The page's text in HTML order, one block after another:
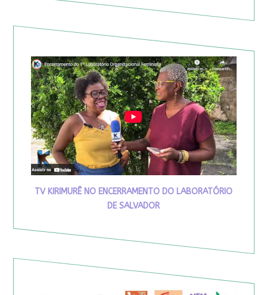
TV KIRIMURÊ NO ENCERRAMENTO DO LABORATÓRIO
DE SALVADOR